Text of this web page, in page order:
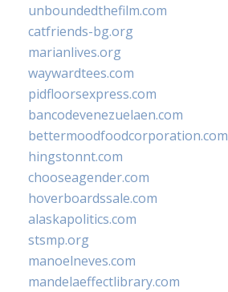
unboundedthefilm.com
catfriends-bg.org
marianlives.org
waywardtees.com
pidfloorsexpress.com
bancodevenezuelaen.com
bettermoodfoodcorporation.com
hingstonnt.com
chooseagender.com
hoverboardssale.com
alaskapolitics.com
stsmp.org
manoelneves.com
mandelaeffectlibrary.com